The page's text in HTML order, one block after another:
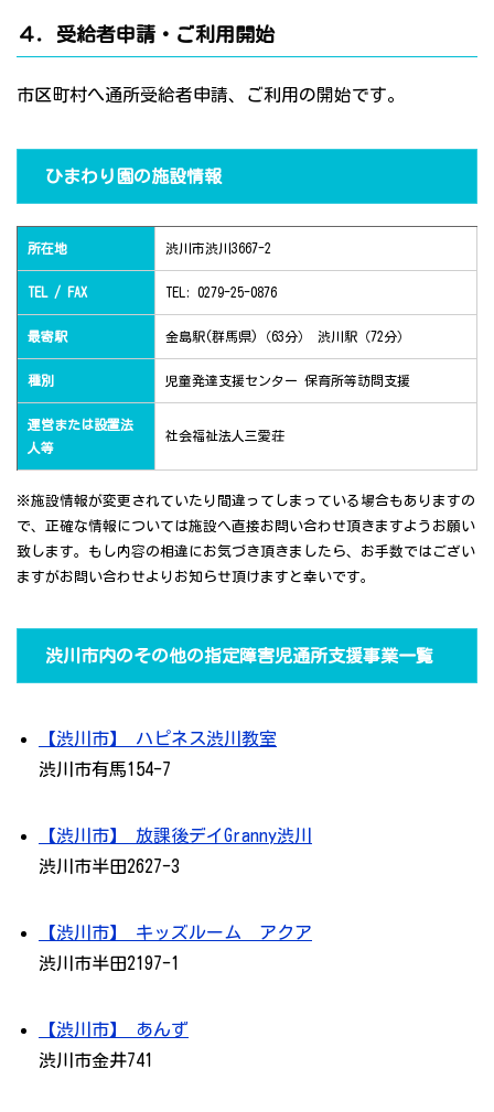
４．受給者申請・ご利用開始
市区町村へ通所受給者申請、ご利用の開始です。
ひまわり園の施設情報
所在地 渋川市渋川3667-2
TEL / FAX TEL: 0279-25-0876
最寄駅 金島駅(群馬県)（63分） 渋川駅（72分）
種別 児童発達支援センター 保育所等訪問支援
運営または設置法
人等
社会福祉法人三愛荘
※施設情報が変更されていたり間違ってしまっている場合もありますの
で、正確な情報については施設へ直接お問い合わせ頂きますようお願い
致します。もし内容の相違にお気づき頂きましたら、お手数ではござい
ますがお問い合わせよりお知らせ頂けますと幸いです。
渋川市内のその他の指定障害児通所支援事業一覧
【渋川市】 ハピネス渋川教室
渋川市有馬154-7
【渋川市】 放課後デイGranny渋川
渋川市半田2627-3
【渋川市】 キッズルーム アクア
渋川市半田2197-1
【渋川市】 あんず
渋川市金井741